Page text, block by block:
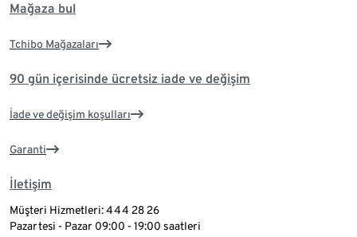
Mağaza bul
Tchibo Mağazaları
90 gün içerisinde ücretsiz iade ve değişim
İade ve değişim koşulları
Garanti
İletişim
Müşteri Hizmetleri: 444 28 26
Pazartesi - Pazar 09:00 - 19:00 saatleri